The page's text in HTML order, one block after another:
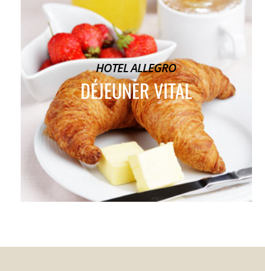
HOTEL ALLEGRO
DÉJEUNER VITAL